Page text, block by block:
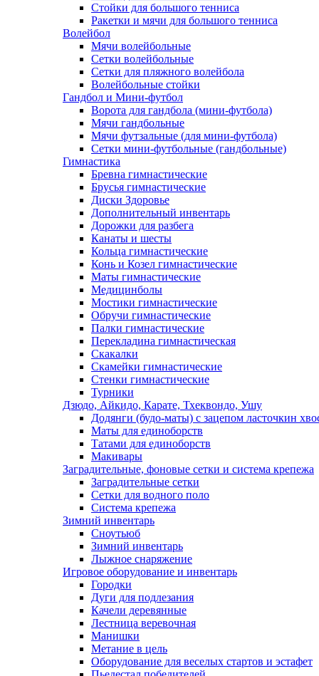
Стойки для большого тенниса
Ракетки и мячи для большого тенниса
Волейбол
Мячи волейбольные
Сетки волейбольные
Сетки для пляжного волейбола
Волейбольные стойки
Гандбол и Мини-футбол
Ворота для гандбола (мини-футбола)
Мячи гандбольные
Мячи футзальные (для мини-футбола)
Сетки мини-футбольные (гандбольные)
Гимнастика
Бревна гимнастические
Брусья гимнастические
Диски Здоровье
Дополнительный инвентарь
Дорожки для разбега
Канаты и шесты
Кольца гимнастические
Конь и Козел гимнастические
Маты гимнастические
Медицинболы
Мостики гимнастические
Обручи гимнастические
Палки гимнастические
Перекладина гимнастическая
Скакалки
Скамейки гимнастические
Стенки гимнастические
Турники
Дзюдо, Айкидо, Карате, Тхеквондо, Ушу
Додянги (будо-маты) с зацепом ласточкин
Маты для единоборств
Татами для единоборств
Макивары
Заградительные, фоновые сетки и система крепежа
Заградительные сетки
Сетки для водного поло
Система крепежа
Зимний инвентарь
Сноутьюб
Зимний инвентарь
Лыжное снаряжение
Игровое оборудование и инвентарь
Городки
Дуги для подлезания
Качели деревянные
Лестница веревочная
Манишки
Метание в цель
Оборудование для веселых стартов и эстафет